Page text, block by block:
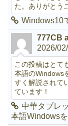
た。ありがとう
Windows10
777CB
2026/
この投稿はとて
本語のWindows
すく解説されて
ています！
中華タブレ
本語Windows